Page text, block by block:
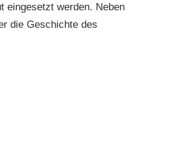
eingesetzt werden. Neben
die Geschichte des